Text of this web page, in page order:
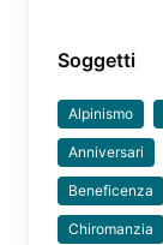
Soggetti
Alpinismo
Anniversari
Beneficenza
Chiromanzia